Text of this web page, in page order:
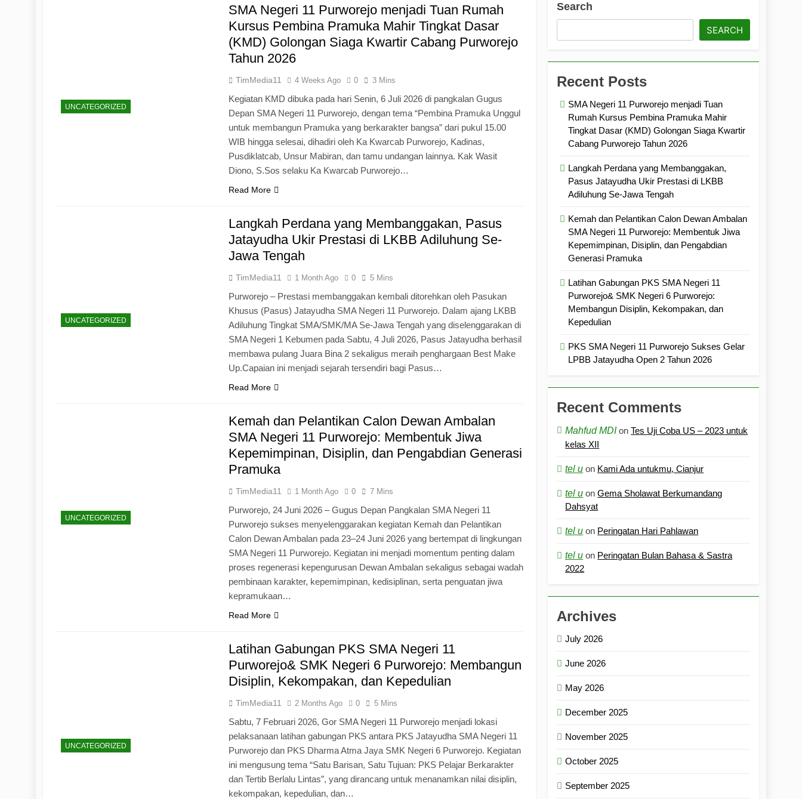
Pengabdian Generasi Pramuka
UNCATEGORIZED
SMA Negeri 11 Purworejo menjadi Tuan Rumah
Kursus Pembina Pramuka Mahir Tingkat Dasar
(KMD) Golongan Siaga Kwartir Cabang Purworejo
Tahun 2026
TimMedia11 4 Weeks Ago 0 3 Mins
Kegiatan KMD dibuka pada hari Senin, 6 Juli 2026 di pangkalan Gugus
Depan SMA Negeri 11 Purworejo, dengan tema “Pembina Pramuka Unggul
untuk membangun Pramuka yang berkarakter bangsa” dari pukul 15.00
WIB hingga selesai, dihadiri oleh Ka Kwarcab Purworejo, Kadinas,
Pusdiklatcab, Unsur Mabiran, dan tamu undangan lainnya. Kak Wasit
Diono, S.Sos selaku Ka Kwarcab Purworejo…
Read More
UNCATEGORIZED
Langkah Perdana yang Membanggakan, Pasus
Jatayudha Ukir Prestasi di LKBB Adiluhung Se-
Jawa Tengah
TimMedia11 1 Month Ago 0 5 Mins
Purworejo – Prestasi membanggakan kembali ditorehkan oleh Pasukan
Khusus (Pasus) Jatayudha SMA Negeri 11 Purworejo. Dalam ajang LKBB
Adiluhung Tingkat SMA/SMK/MA Se-Jawa Tengah yang diselenggarakan di
SMA Negeri 1 Kebumen pada Sabtu, 4 Juli 2026, Pasus Jatayudha berhasil
membawa pulang Juara Bina 2 sekaligus meraih penghargaan Best Make
Up.Capaian ini menjadi sejarah tersendiri bagi Pasus…
Read More
UNCATEGORIZED
Kemah dan Pelantikan Calon Dewan Ambalan
SMA Negeri 11 Purworejo: Membentuk Jiwa
Kepemimpinan, Disiplin, dan Pengabdian Generasi
Pramuka
TimMedia11 1 Month Ago 0 7 Mins
Purworejo, 24 Juni 2026 – Gugus Depan Pangkalan SMA Negeri 11
Purworejo sukses menyelenggarakan kegiatan Kemah dan Pelantikan
Calon Dewan Ambalan pada 23–24 Juni 2026 yang bertempat di lingkungan
SMA Negeri 11 Purworejo. Kegiatan ini menjadi momentum penting dalam
proses regenerasi kepengurusan Dewan Ambalan sekaligus sebagai wadah
pembinaan karakter, kepemimpinan, kedisiplinan, serta penguatan jiwa
kepramukaan…
Read More
UNCATEGORIZED
Latihan Gabungan PKS SMA Negeri 11
Purworejo& SMK Negeri 6 Purworejo: Membangun
Disiplin, Kekompakan, dan Kepedulian
TimMedia11 2 Months Ago 0 5 Mins
Sabtu, 7 Februari 2026, Gor SMA Negeri 11 Purworejo menjadi lokasi
pelaksanaan latihan gabungan PKS antara PKS Jatayudha SMA Negeri 11
Purworejo dan PKS Dharma Atma Jaya SMK Negeri 6 Purworejo. Kegiatan
ini mengusung tema “Satu Barisan, Satu Tujuan: PKS Pelajar Berkarakter
dan Tertib Berlalu Lintas”, yang dirancang untuk menanamkan nilai disiplin,
kekompakan, kepedulian, dan…
Search
SEARCH
Recent Posts
SMA Negeri 11 Purworejo menjadi Tuan
Rumah Kursus Pembina Pramuka Mahir
Tingkat Dasar (KMD) Golongan Siaga Kwartir
Cabang Purworejo Tahun 2026
Langkah Perdana yang Membanggakan,
Pasus Jatayudha Ukir Prestasi di LKBB
Adiluhung Se-Jawa Tengah
Kemah dan Pelantikan Calon Dewan Ambalan
SMA Negeri 11 Purworejo: Membentuk Jiwa
Kepemimpinan, Disiplin, dan Pengabdian
Generasi Pramuka
Latihan Gabungan PKS SMA Negeri 11
Purworejo& SMK Negeri 6 Purworejo:
Membangun Disiplin, Kekompakan, dan
Kepedulian
PKS SMA Negeri 11 Purworejo Sukses Gelar
LPBB Jatayudha Open 2 Tahun 2026
Recent Comments
Mahfud MDIonTes Uji Coba US – 2023 untuk
kelas XII
tel u on Kami Ada untukmu, Cianjur
tel u onGema Sholawat Berkumandang
Dahsyat
tel u on Peringatan Hari Pahlawan
tel u on Peringatan Bulan Bahasa & Sastra
2022
Archives
July 2026
June 2026
May 2026
December 2025
November 2025
October 2025
September 2025